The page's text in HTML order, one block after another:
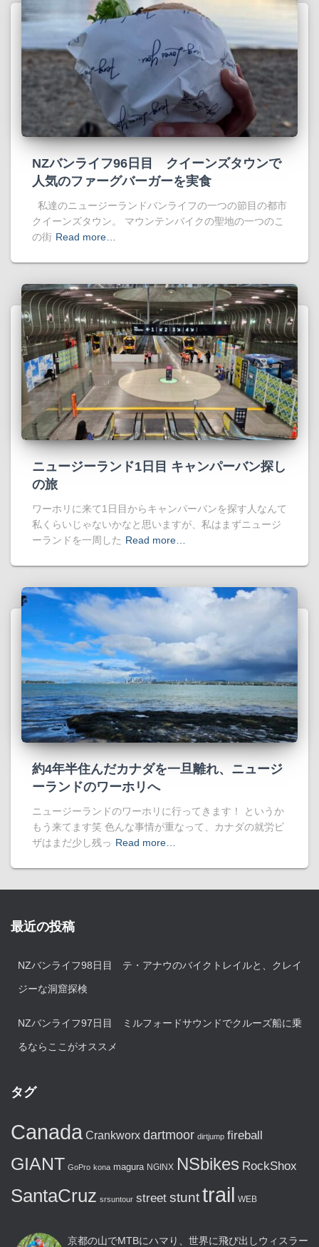
NZバンライフ96日目 クイーンズタウンで
人気のファーグバーガーを実食
私達のニュージーランドバンライフの一つの節目の都市
クイーンズタウン。 マウンテンバイクの聖地の一つのこ
の街 Read more…
ニュージーランド1日目 キャンパーバン探し
の旅
ワーホリに来て1日目からキャンパーバンを探す人なんて
私くらいじゃないかなと思いますが、私はまずニュージ
ーランドを一周した Read more…
約4年半住んだカナダを一旦離れ、ニュージ
ーランドのワーホリへ
ニュージーランドのワーホリに行ってきます！ というか
もう来てます笑 色んな事情が重なって、カナダの就労ビ
ザはまだ少し残っ Read more…
最近の投稿
NZバンライフ98日目 テ・アナウのバイクトレイルと、クレイ
ジーな洞窟探検
NZバンライフ97日目 ミルフォードサウンドでクルーズ船に乗
るならここがオススメ
タグ
Canada Crankworx dartmoor dirtjump fireball
GIANT GoPro kona magura NGINX NSbikes RockShox
SantaCruz srsuntour street stunttrail WEB
京都の山でMTBにハマり、世界に飛び出しウィスラー